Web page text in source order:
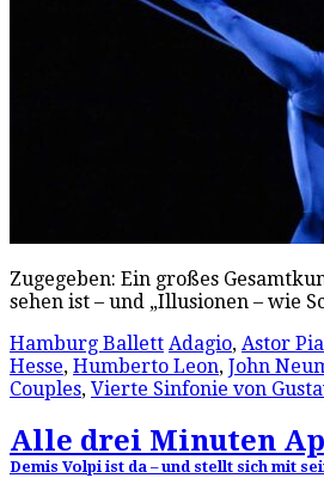
Zugegeben: Ein großes
sehen ist – und „Illusionen – wie
Hamburg Ballett Adagio, Astor
Hesse, Humberto Leon, John
Couples, Vierte Sinfonie von
Alle drei Minuten
Demis Volpi ist da – und stellt sich mit